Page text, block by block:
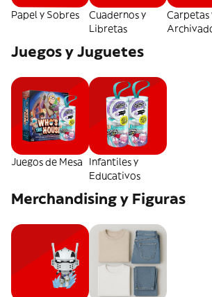
Papel y Sobres
Cuadernos y
Libretas
Carpetas
Juegos y Juguetes
Juegos de Mesa
Infantiles y
Educativos
Merchandising y Figuras